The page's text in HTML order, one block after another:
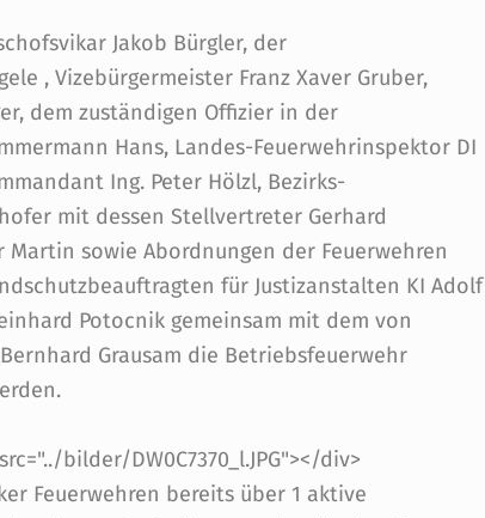
Jakob Bürgler, der
, Vizebürgermeister Franz Xaver Gruber,
dem zuständigen Offizier in der
Hans, Landes-Feuerwehrinspektor DI
Ing. Peter Hölzl, Bezirks-
mit dessen Stellvertreter Gerhard
Martin sowie Abordnungen der Feuerwehren
für Justizanstalten KI Adolf
Potocnik gemeinsam mit dem von
Grausam die Betriebsfeuerwehr
bilder/DW0C7370_l.JPG"></div>
Feuerwehren bereits über 1 aktive